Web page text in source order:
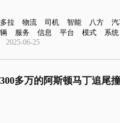
多拉 物流 司机 智能 八方
辆
服务 信息 平台 模式 系统
2025-06-25